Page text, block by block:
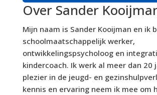
Over Sander
Mijn naam is Sander Kooijman en ik
schoolmaatschappelijk werker,
ontwikkelingspsycholoog en
kindercoach. Ik werk al meer dan 20
plezier in de jeugd- en
kennis en ervaring neem ik mee om